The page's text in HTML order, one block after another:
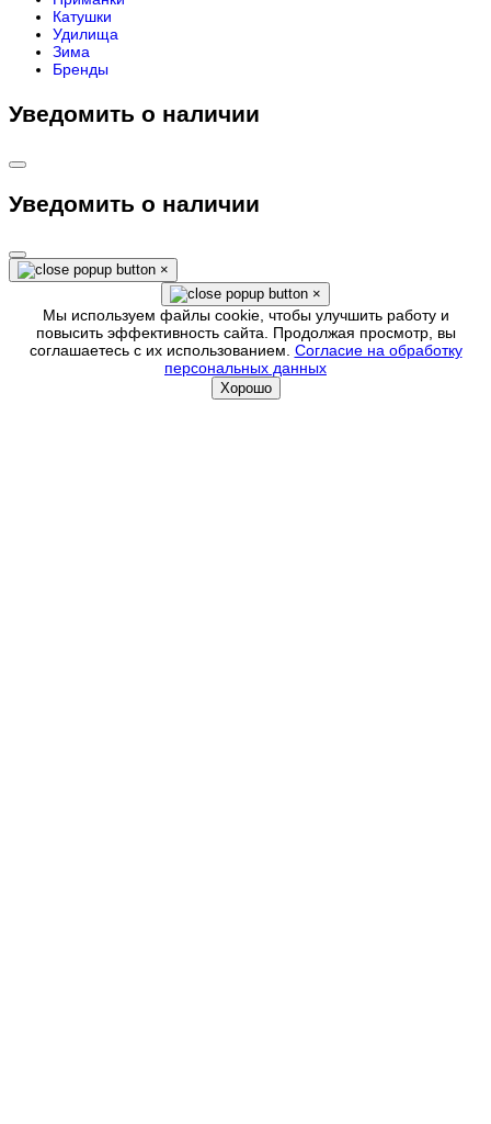
Катушки
Удилища
Зима
Бренды
Уведомить о наличии
Уведомить о наличии
×
×
Мы используем файлы cookie, чтобы улучшить работу и
повысить эффективность сайта. Продолжая просмотр, вы
соглашаетесь с их использованием. Согласие на обработку
персональных данных
Хорошо